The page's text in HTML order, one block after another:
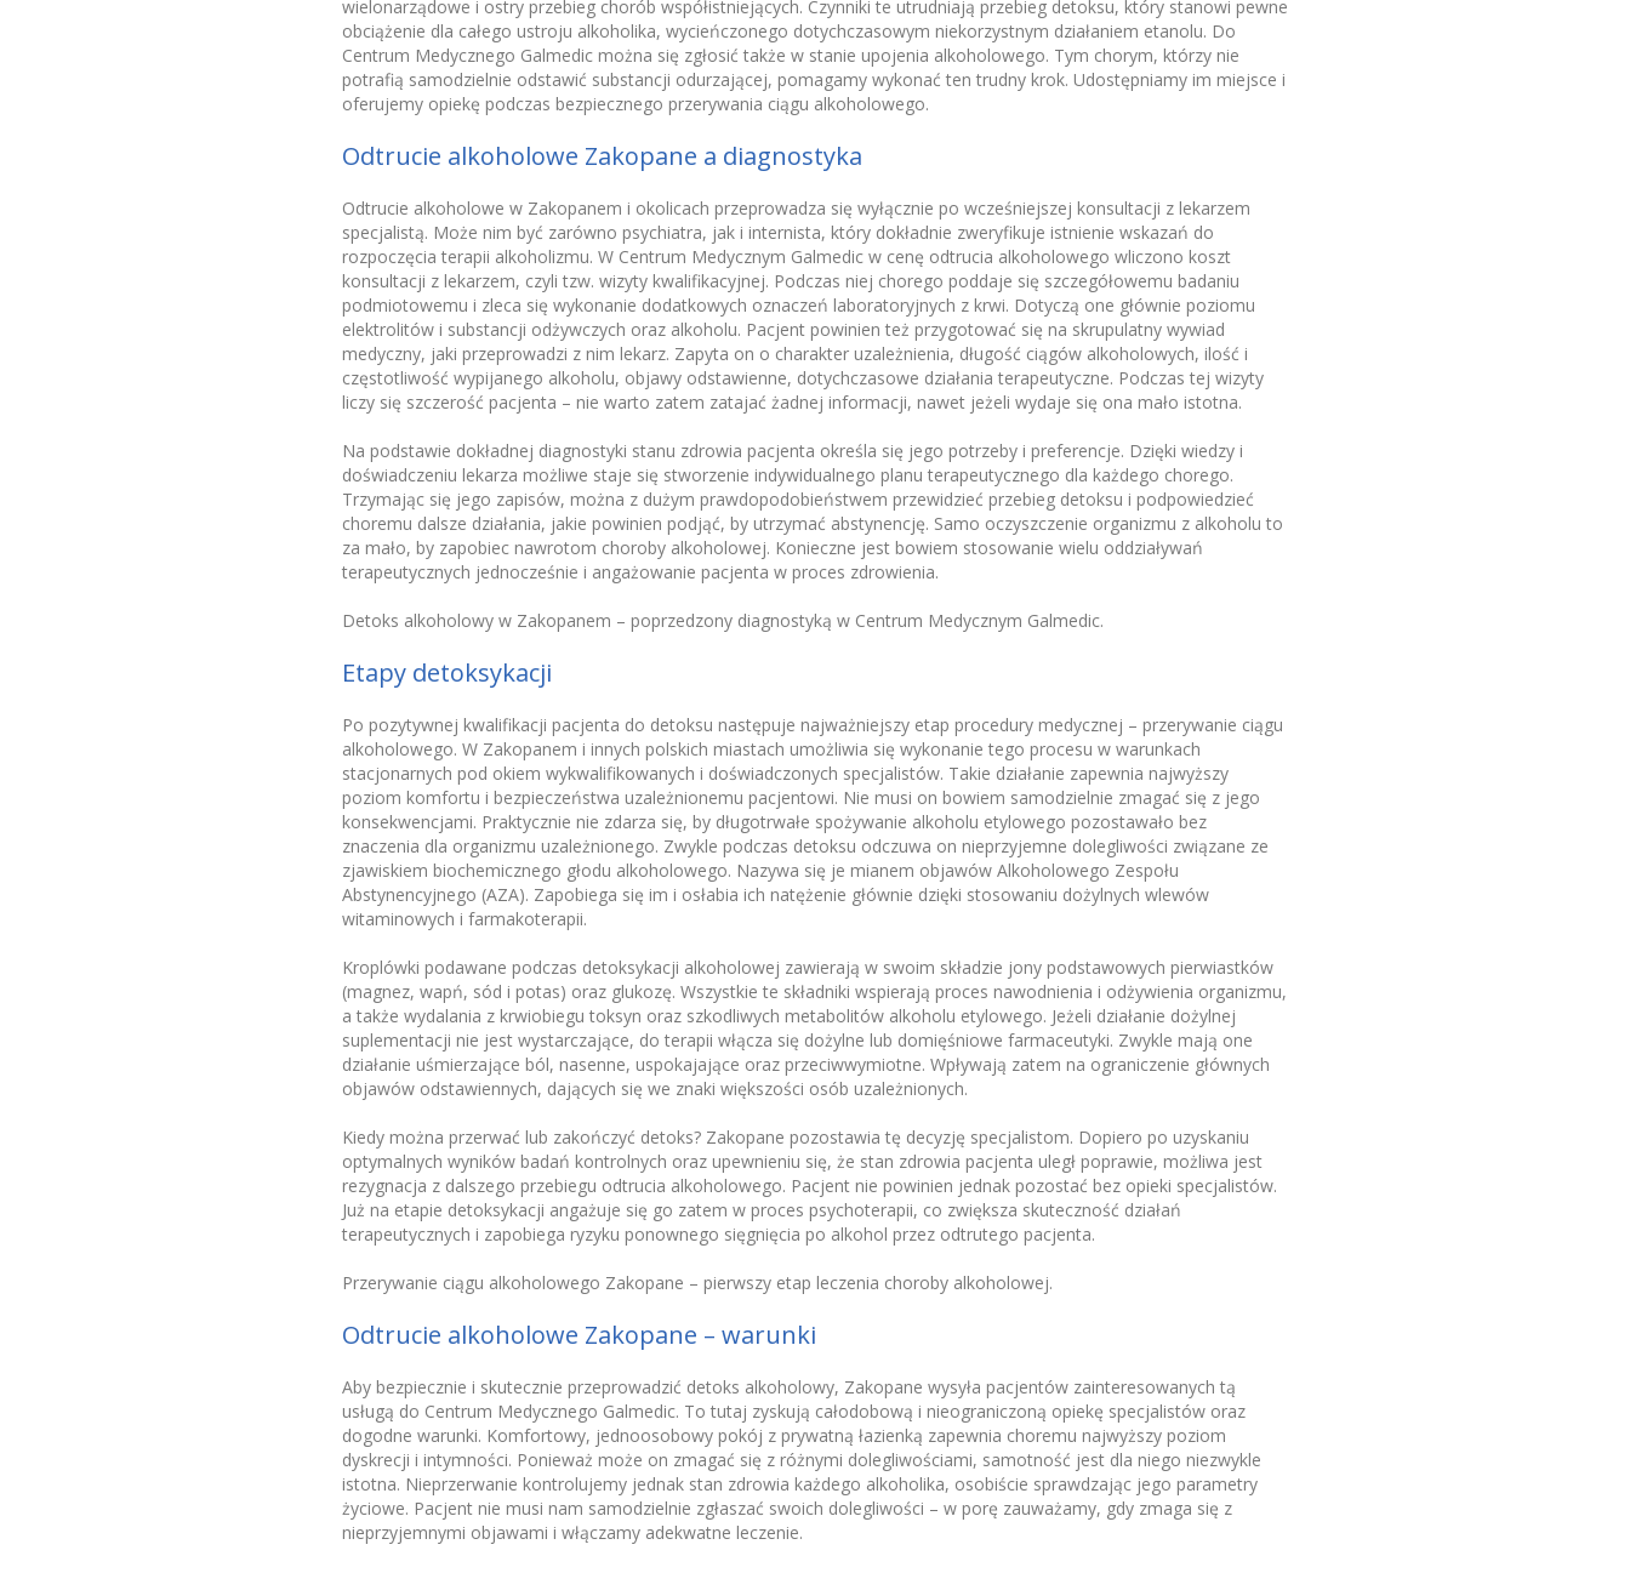
wielonarządowe i ostry przebieg chorób współistniejących. Czynniki te utrudniają przebieg detoksu, który stanowi pewne
obciążenie dla całego ustroju alkoholika, wycieńczonego dotychczasowym niekorzystnym działaniem etanolu. Do
Centrum Medycznego Galmedic można się zgłosić także w stanie upojenia alkoholowego. Tym chorym, którzy nie
potrafią samodzielnie odstawić substancji odurzającej, pomagamy wykonać ten trudny krok. Udostępniamy im miejsce i
oferujemy opiekę podczas bezpiecznego przerywania ciągu alkoholowego.
Odtrucie alkoholowe Zakopane a diagnostyka
Odtrucie alkoholowe w Zakopanem i okolicach przeprowadza się wyłącznie po wcześniejszej konsultacji z lekarzem
specjalistą. Może nim być zarówno psychiatra, jak i internista, który dokładnie zweryfikuje istnienie wskazań do
rozpoczęcia terapii alkoholizmu. W Centrum Medycznym Galmedic w cenę odtrucia alkoholowego wliczono koszt
konsultacji z lekarzem, czyli tzw. wizyty kwalifikacyjnej. Podczas niej chorego poddaje się szczegółowemu badaniu
podmiotowemu i zleca się wykonanie dodatkowych oznaczeń laboratoryjnych z krwi. Dotyczą one głównie poziomu
elektrolitów i substancji odżywczych oraz alkoholu. Pacjent powinien też przygotować się na skrupulatny wywiad
medyczny, jaki przeprowadzi z nim lekarz. Zapyta on o charakter uzależnienia, długość ciągów alkoholowych, ilość i
częstotliwość wypijanego alkoholu, objawy odstawienne, dotychczasowe działania terapeutyczne. Podczas tej wizyty
liczy się szczerość pacjenta – nie warto zatem zatajać żadnej informacji, nawet jeżeli wydaje się ona mało istotna.
Na podstawie dokładnej diagnostyki stanu zdrowia pacjenta określa się jego potrzeby i preferencje. Dzięki wiedzy i
doświadczeniu lekarza możliwe staje się stworzenie indywidualnego planu terapeutycznego dla każdego chorego.
Trzymając się jego zapisów, można z dużym prawdopodobieństwem przewidzieć przebieg detoksu i podpowiedzieć
choremu dalsze działania, jakie powinien podjąć, by utrzymać abstynencję. Samo oczyszczenie organizmu z alkoholu to
za mało, by zapobiec nawrotom choroby alkoholowej. Konieczne jest bowiem stosowanie wielu oddziaływań
terapeutycznych jednocześnie i angażowanie pacjenta w proces zdrowienia.
Detoks alkoholowy w Zakopanem – poprzedzony diagnostyką w Centrum Medycznym Galmedic.
Etapy detoksykacji
Po pozytywnej kwalifikacji pacjenta do detoksu następuje najważniejszy etap procedury medycznej – przerywanie ciągu
alkoholowego. W Zakopanem i innych polskich miastach umożliwia się wykonanie tego procesu w warunkach
stacjonarnych pod okiem wykwalifikowanych i doświadczonych specjalistów. Takie działanie zapewnia najwyższy
poziom komfortu i bezpieczeństwa uzależnionemu pacjentowi. Nie musi on bowiem samodzielnie zmagać się z jego
konsekwencjami. Praktycznie nie zdarza się, by długotrwałe spożywanie alkoholu etylowego pozostawało bez
znaczenia dla organizmu uzależnionego. Zwykle podczas detoksu odczuwa on nieprzyjemne dolegliwości związane ze
zjawiskiem biochemicznego głodu alkoholowego. Nazywa się je mianem objawów Alkoholowego Zespołu
Abstynencyjnego (AZA). Zapobiega się im i osłabia ich natężenie głównie dzięki stosowaniu dożylnych wlewów
witaminowych i farmakoterapii.
Kroplówki podawane podczas detoksykacji alkoholowej zawierają w swoim składzie jony podstawowych pierwiastków
(magnez, wapń, sód i potas) oraz glukozę. Wszystkie te składniki wspierają proces nawodnienia i odżywienia organizmu,
a także wydalania z krwiobiegu toksyn oraz szkodliwych metabolitów alkoholu etylowego. Jeżeli działanie dożylnej
suplementacji nie jest wystarczające, do terapii włącza się dożylne lub domięśniowe farmaceutyki. Zwykle mają one
działanie uśmierzające ból, nasenne, uspokajające oraz przeciwwymiotne. Wpływają zatem na ograniczenie głównych
objawów odstawiennych, dających się we znaki większości osób uzależnionych.
Kiedy można przerwać lub zakończyć detoks? Zakopane pozostawia tę decyzję specjalistom. Dopiero po uzyskaniu
optymalnych wyników badań kontrolnych oraz upewnieniu się, że stan zdrowia pacjenta uległ poprawie, możliwa jest
rezygnacja z dalszego przebiegu odtrucia alkoholowego. Pacjent nie powinien jednak pozostać bez opieki specjalistów.
Już na etapie detoksykacji angażuje się go zatem w proces psychoterapii, co zwiększa skuteczność działań
terapeutycznych i zapobiega ryzyku ponownego sięgnięcia po alkohol przez odtrutego pacjenta.
Przerywanie ciągu alkoholowego Zakopane – pierwszy etap leczenia choroby alkoholowej.
Odtrucie alkoholowe Zakopane – warunki
Aby bezpiecznie i skutecznie przeprowadzić detoks alkoholowy, Zakopane wysyła pacjentów zainteresowanych tą
usługą do Centrum Medycznego Galmedic. To tutaj zyskują całodobową i nieograniczoną opiekę specjalistów oraz
dogodne warunki. Komfortowy, jednoosobowy pokój z prywatną łazienką zapewnia choremu najwyższy poziom
dyskrecji i intymności. Ponieważ może on zmagać się z różnymi dolegliwościami, samotność jest dla niego niezwykle
istotna. Nieprzerwanie kontrolujemy jednak stan zdrowia każdego alkoholika, osobiście sprawdzając jego parametry
życiowe. Pacjent nie musi nam samodzielnie zgłaszać swoich dolegliwości – w porę zauważamy, gdy zmaga się z
nieprzyjemnymi objawami i włączamy adekwatne leczenie.